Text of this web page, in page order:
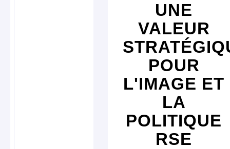
UNE
VALEUR
POUR
L'IMAGE ET
LA
POLITIQUE
RSE